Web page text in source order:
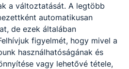
a változtatását. A legtöbb
automatikusan
de ezek általában
figyelmét, hogy mivel a
használhatóságának és
vagy lehetővé tétele,